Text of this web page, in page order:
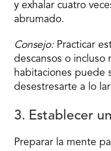
y exhalar cuatro
abrumado.
Consejo:Practicar
descansos o incluso
habitaciones puede
desestresarte a lo
3. Establecer
Preparar la mente